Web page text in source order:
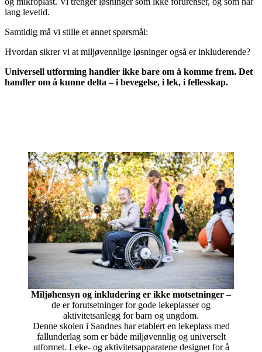
lang levetid.
Samtidig må vi stille et annet spørsmål:
Hvordan sikrer vi at miljøvennlige løsninger også er inkluderende?
Universell utforming handler ikke bare om å komme frem. Det
handler om å kunne delta – i bevegelse, i lek, i fellesskap.
Miljøhensyn og inkludering er ikke motsetninger –
de er forutsetninger for gode lekeplasser og
aktivitetsanlegg for barn og ungdom.
Denne skolen i Sandnes har etablert en lekeplass med
fallunderlag som er både miljøvennlig og universelt
utformet. Leke- og aktivitetsapparatene designet for å